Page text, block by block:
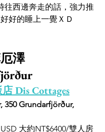
往西邊奔走的話，強力推
好的睡上一覺ＸＤ
澤
Dis Cottages
350 Grundarfjörður,
大約NT$6400/雙人房